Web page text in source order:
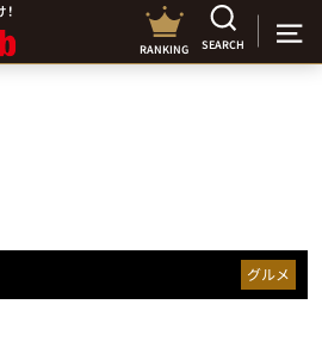
RANKING SEARCH
グルメ